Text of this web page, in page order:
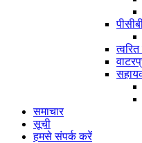
समाचार
सूची
हमसे संपर्क करें